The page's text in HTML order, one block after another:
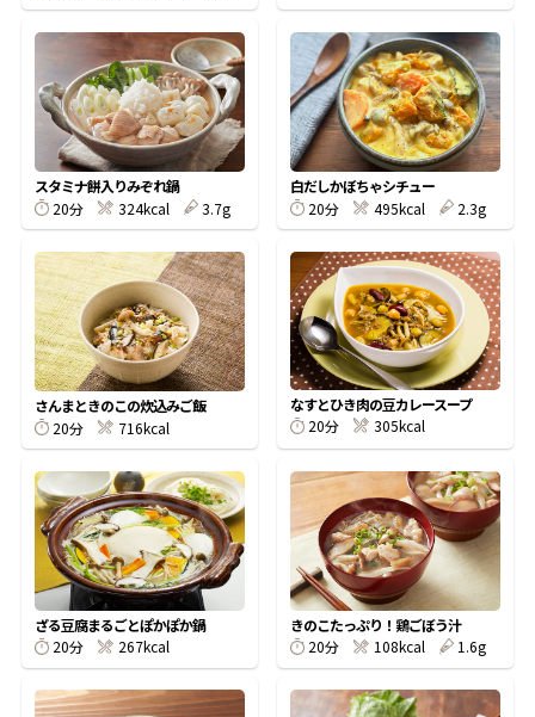
新鮮一番 『氷熟®』
『踊り節』
鰹節屋の
だしパック
だし粉
スタミナ餅入りみぞれ鍋
20分
324kcal 3.7g
白だしかぼちゃシチュー
20分
495kcal 2.3g
さんまときのこの炊込みご飯
20分
716kcal
なすとひき肉の豆カレースープ
20分
305kcal
ざる豆腐まるごとぽかぽか鍋
20分
267kcal
きのこたっぷり！鶏ごぼう汁
20分
108kcal 1.6g